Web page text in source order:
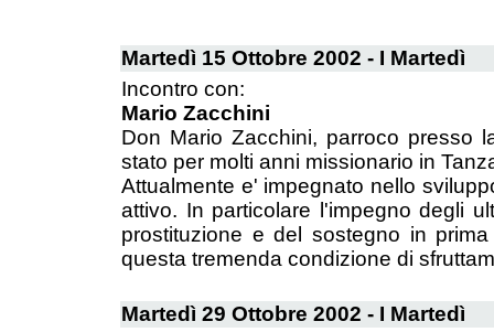
Martedì 15 Ottobre 2002 - I Martedì
Incontro con:
Mario Zacchini
Don Mario Zacchini, parroco presso
stato per molti anni missionario in
Attualmente e' impegnato nello
attivo. In particolare l'impegno degli
prostituzione e del sostegno in
questa tremenda condizione di
Martedì 29 Ottobre 2002 - I Martedì